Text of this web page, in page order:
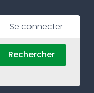
Se connecter
Rechercher